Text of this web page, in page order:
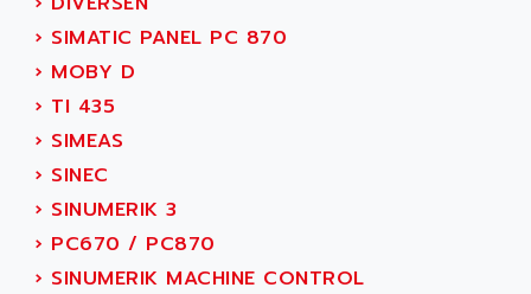
ADLINK TECHNOLOGY
ADM ELECTRONIC
ADMV
ADN
ADN PESAGE
ADTECH POWER INC
ADV
ADVANCE
› SIMATIC PANEL PC 870
› MOBY D
› TI 435
› SIMEAS
› SINEC
› SINUMERIK 3
› PC670 / PC870
› SINUMERIK MACHINE CONTROL